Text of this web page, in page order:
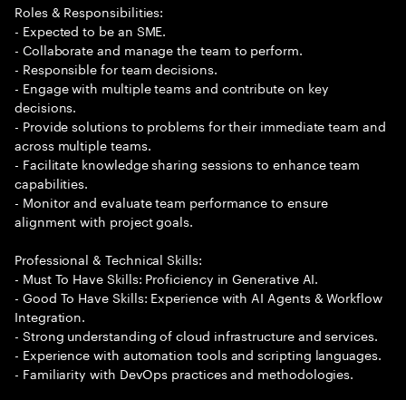
Roles & Responsibilities:
- Expected to be an SME.
- Collaborate and manage the team to perform.
- Responsible for team decisions.
- Engage with multiple teams and contribute on key
decisions.
- Provide solutions to problems for their immediate team and
across multiple teams.
- Facilitate knowledge sharing sessions to enhance team
capabilities.
- Monitor and evaluate team performance to ensure
alignment with project goals.
Professional & Technical Skills:
- Must To Have Skills: Proficiency in Generative AI.
- Good To Have Skills: Experience with AI Agents & Workflow
Integration.
- Strong understanding of cloud infrastructure and services.
- Experience with automation tools and scripting languages.
- Familiarity with DevOps practices and methodologies.